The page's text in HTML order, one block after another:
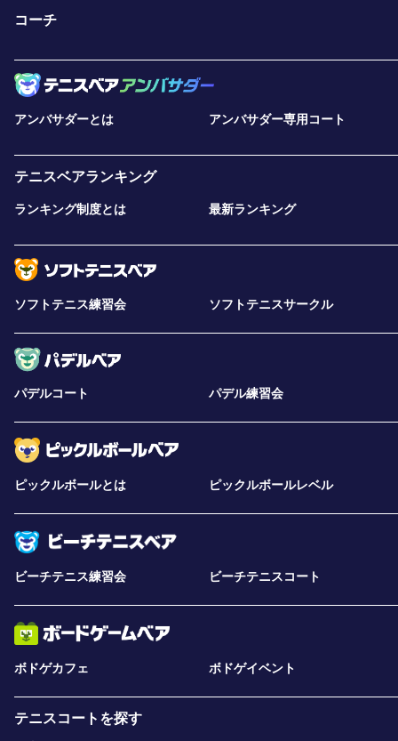
コーチ
アンバサダーとは アンバサダー専用コート
テニスベアランキング
ランキング制度とは 最新ランキング
ソフトテニス練習会 ソフトテニスサークル
パデルコート パデル練習会
ピックルボールとは ピックルボールレベル
ビーチテニス練習会 ビーチテニスコート
ボドゲカフェ ボドゲイベント
テニスコートを探す